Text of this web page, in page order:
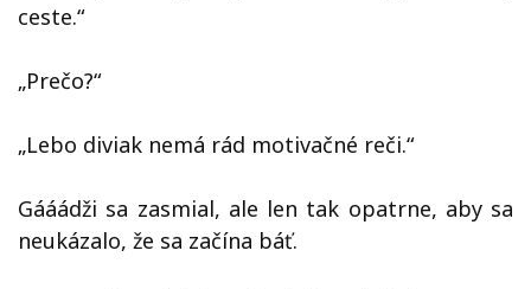
ceste.“
„Prečo?“
„Lebo diviak nemá rád motivačné reči.“
Gááádži sa zasmial, ale len tak opatrne, aby sa
neukázalo, že sa začína báť.